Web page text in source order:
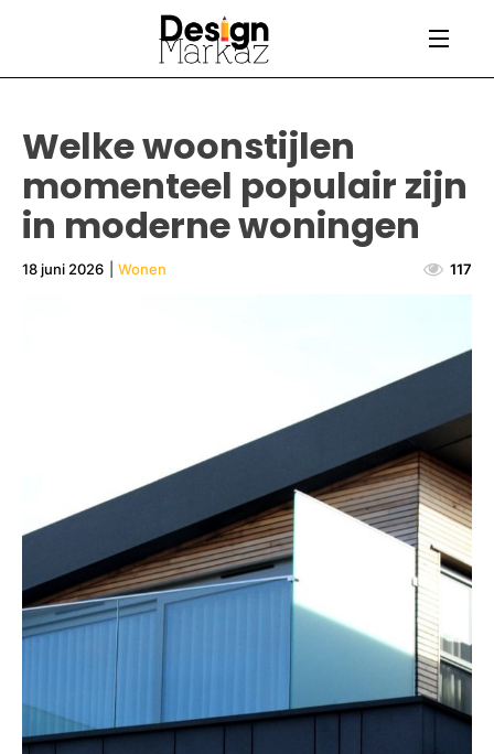
Welke woonstijlen
momenteel populair zijn
in moderne woningen
18 juni 2026 Wonen 117